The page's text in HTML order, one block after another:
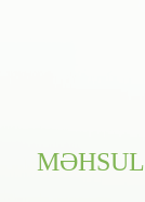
MƏHSUL